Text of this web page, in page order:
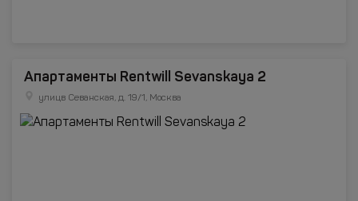
Апартаменты Rentwill Sevanskaya 2
улицв Севанская, д. 19/1, Москва